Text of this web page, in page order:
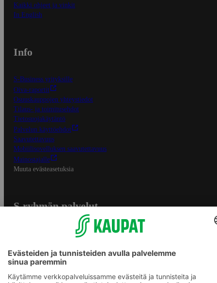
Kaikki ohjeet ja vinkit
In English
Info
S-Business yrityksille
Oiva-raportit
Osuuskauppojen yhteystiedot
Tilaus- ja toimitusehdot
Tietosuojakäytäntö
Palvelun käyttöehdot
Saavutettavuus
Mobiilisovelluksen saavutettavuus
Mainostajalle
Muuta evästeasetuksia
S-ryhmän palvelut
Yhteishyvä Ruoka -sovellus
S-ostoslista -sovellus
Prisma.fi